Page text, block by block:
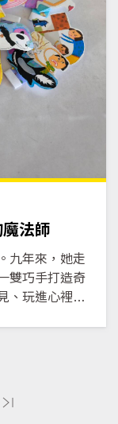
法師
九年來，她走
雙巧手打造奇
、玩進心裡。